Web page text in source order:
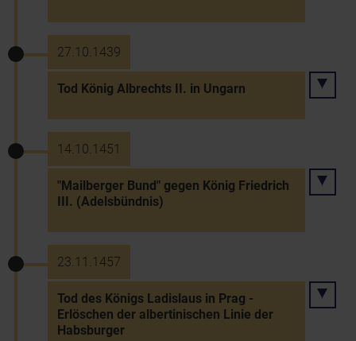
27.10.1439
Tod König Albrechts II. in Ungarn
14.10.1451
"Mailberger Bund" gegen König Friedrich
III. (Adelsbündnis)
23.11.1457
Tod des Königs Ladislaus in Prag -
Erlöschen der albertinischen Linie der
Habsburger